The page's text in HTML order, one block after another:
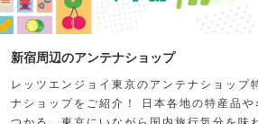
新宿周辺のアンテナショップ
レッツエンジョイ東京のアンテナショップ
ナショップをご紹介！ 日本各地の特産品や
つかる。東京にいながら国内旅行気分を味